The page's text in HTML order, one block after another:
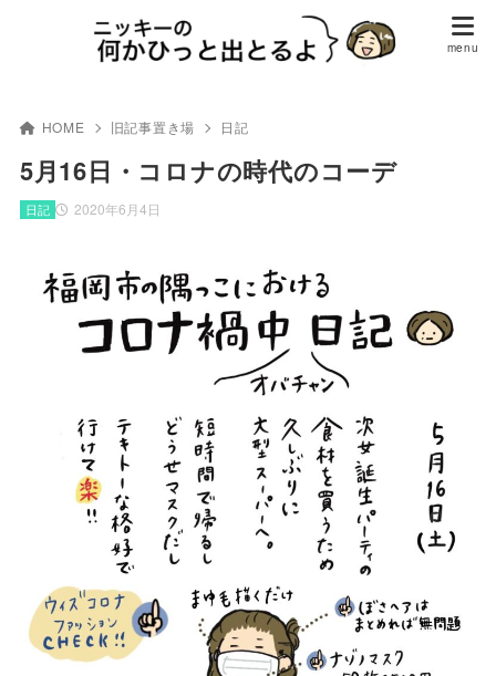
HOME 旧記事置き場 日記
5月16日・コロナの時代のコーデ
2020年6月4日
日記